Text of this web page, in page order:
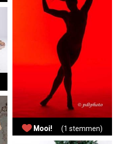
Mooi! (1 stemmen)